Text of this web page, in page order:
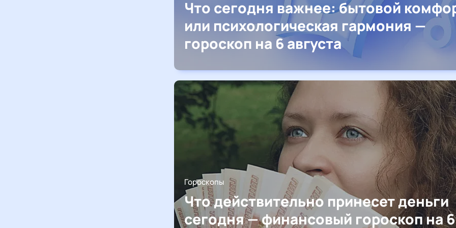
Что сегодня важнее: бытовой
или психологическая гармония —
гороскоп на 6 августа
Гороскопы
Что действительно принесет деньги
сегодня — финансовый гороскоп на 6